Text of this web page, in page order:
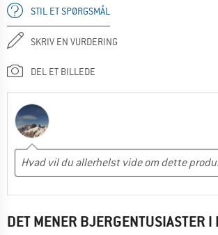
STIL ET SPØRGSMÅL
SKRIV EN VURDERING
DEL ET BILLEDE
DET MENER BJERGENTUSIASTER